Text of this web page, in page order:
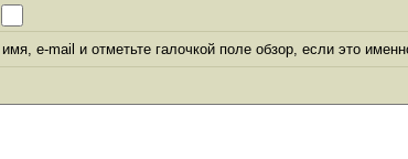
e-mail и отметьте галочкой поле обзор, если это